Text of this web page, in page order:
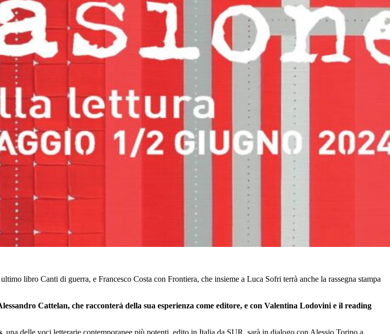
libro Canti di guerra, e Francesco Costa con Frontiera, che insieme a Luca Sofri terrà anche la rassegna stampa
Cattelan, che racconterà della sua esperienza come editore, e con Valentina Lodovini e il reading
, una delle voci letterarie contemporanee più potenti, edito in Italia da SUR, sarà in dialogo con Alessio Torino a